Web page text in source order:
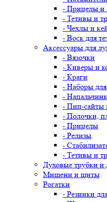
- Прицелы и
- Тетивы и
- Чехлы и
- Воск для
Аксессуары для
- Вязочки
- Киверы и
- Краги
- Наборы
-
- Пип-сайты
- Полочки,
- Прицелы
- Релизы
-
- Тетивы и
Духовые трубки и
Мишени и щиты
Рогатки
- Резинки